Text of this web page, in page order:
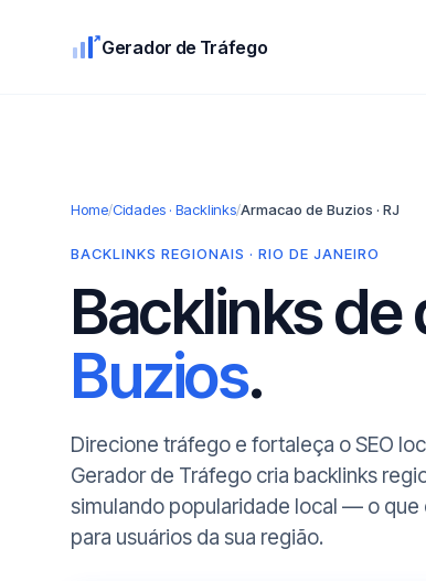
Gerador de Tráfego
Home/Cidades · Backlinks/Armacao de Buzios · RJ
BACKLINKS REGIONAIS · RIO DE JANEIRO
Backlinks de
Buzios.
Direcione tráfego e fortaleça o SEO
Gerador de Tráfego cria backlinks
simulando popularidade local — o que
para usuários da sua região.